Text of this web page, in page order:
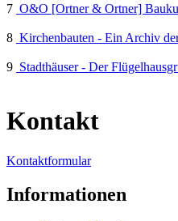
7 O&O [Ortner & Ortner]
8 Kirchenbauten - Ein Archiv
9 Stadthäuser - Der
Kontakt
Kontaktformular
Informationen